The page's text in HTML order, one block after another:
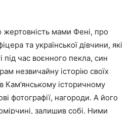
жертовність мами Фені, про
та української дівчини, які
під час воєнного пекла, син
незвичайну історію своїх
Кам’янському історичному
фотографії, нагороди. А його
залишив собі. Ними